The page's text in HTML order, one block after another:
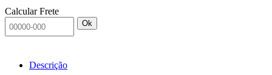
07
azul
quantidade
Calcular Frete
Ok
Descrição